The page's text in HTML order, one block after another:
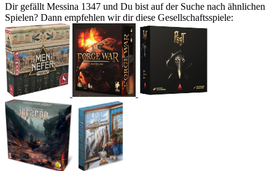
Dir gefällt Messina 1347 und Du bist auf der Suche nach ähnlichen
Spielen? Dann empfehlen wir dir diese Gesellschaftsspiele: